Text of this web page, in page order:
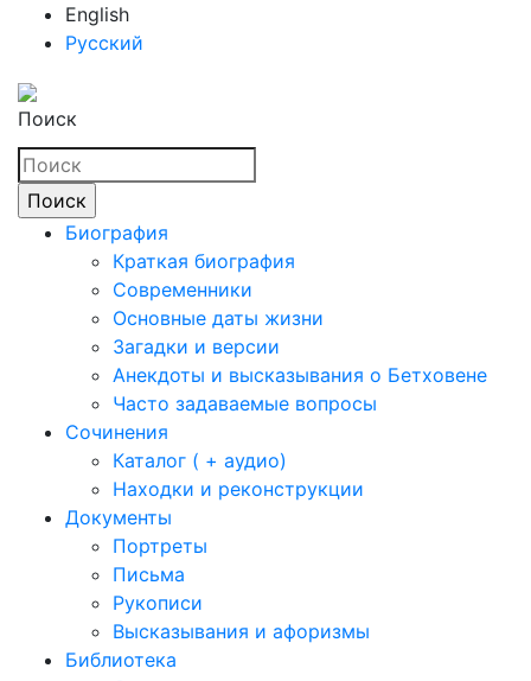
English
Русский
Поиск
Биография
Краткая биография
Современники
Основные даты жизни
Загадки и версии
Анекдоты и высказывания о Бетховене
Часто задаваемые вопросы
Сочинения
Каталог ( + аудио)
Находки и реконструкции
Документы
Портреты
Письма
Рукописи
Высказывания и афоризмы
Библиотека